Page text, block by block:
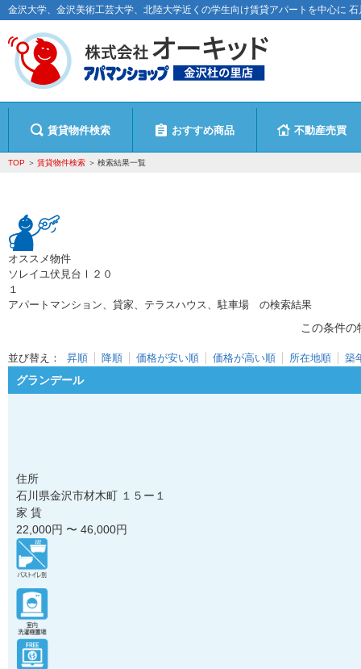
金沢大学、金沢美術工芸大学、北陸大学近くの学生向け賃貸アパートを中心に
賃貸物件検索 おすすめ商品 不動産売買
TOP 賃貸物件検索 検索結果一覧
オススメ物件
ソレイユ伏見台Ⅰ２０
１
アパートマンション、貸家、テラスハウス、駐車場 の検索結果
この条件の
並び替え： 昇順 降順 価格が安い順 価格が高い順 所在地順 築
グランデール
住所
石川県金沢市材木町 １５ー１
家 賃
22,000円 〜 46,000円